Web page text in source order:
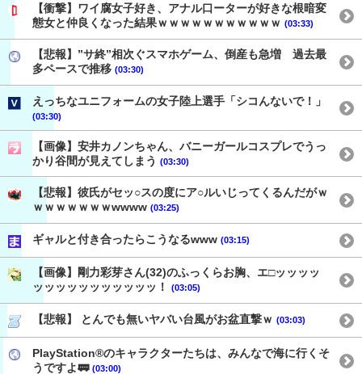
【衝撃】ワイ腐女子好き、アナル口ーターが好きな根暗変
態女と仲良くなった結果ｗｗｗｗｗｗｗｗｗｗｗ (03:33)
【悲報】”サ終”相次ぐスマホゲーム、倒産も急増 過去最
多ペースで推移 (03:30)
えっちなユニフォームの女子陸上選手「シコんないで！」
(03:30)
【画像】安井カノンちゃん、バニーガールコスプレでうっ
かり谷間が見えてしまう (03:30)
【悲報】彼氏がセッ○スの度にア○ルいじってくるんだがｗ
ｗｗｗｗｗｗｗwwww (03:25)
ギャルと付き合ったらこうなるwww (03:15)
【画像】剛力彩芽さん(32)のふっくらお胸、エ□ッッッッ
ッッッッッッッッッッッ！
(03:05)
【悲報】 とんでも無いヤバい台風がお盆直撃ｗ (03:03)
PlayStation®のキャラクターたちは、みんなで海に行くそ
うですよ🚃 (03:00)